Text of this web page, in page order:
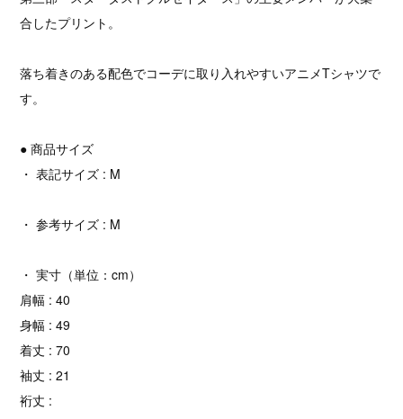
合したプリント。
落ち着きのある配色でコーデに取り入れやすいアニメTシャツで
す。
● 商品サイズ
・ 表記サイズ : M
・ 参考サイズ : M
・ 実寸（単位：cm）
肩幅 : 40
身幅 : 49
着丈 : 70
袖丈 : 21
裄丈 :